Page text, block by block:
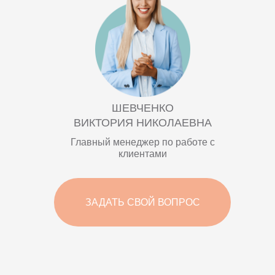
ШЕВЧЕНКО
ВИКТОРИЯ НИКОЛАЕВНА
Главный менеджер по работе с
клиентами
ЗАДАТЬ СВОЙ ВОПРОС